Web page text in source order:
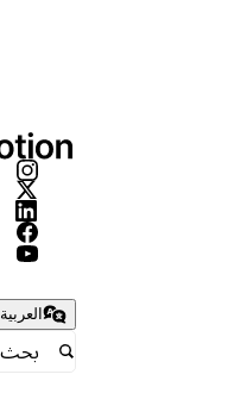
العربية